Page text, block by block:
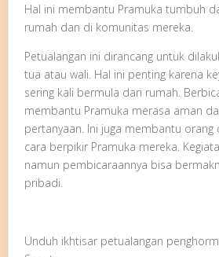
Hal ini membantu Pramuka tumbuh
rumah dan di komunitas mereka.
Petualangan ini dirancang untuk
tua atau wali. Hal ini penting karena
sering kali bermula dari rumah.
membantu Pramuka merasa aman
pertanyaan. Ini juga membantu
cara berpikir Pramuka mereka.
namun pembicaraannya bisa
pribadi.
Unduh ikhtisar petualangan